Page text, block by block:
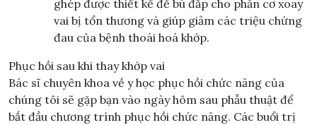
ghép được thiết kế để bù đắp cho phần cơ xoay
vai bị tổn thương và giúp giảm các triệu chứng
đau của bệnh thoái hoá khớp.
Phục hồi sau khi thay khớp vai
Bác sĩ chuyên khoa về y học phục hồi chức năng của
chúng tôi sẽ gặp bạn vào ngày hôm sau phẫu thuật để
bắt đầu chương trình phục hồi chức năng. Các buổi trị